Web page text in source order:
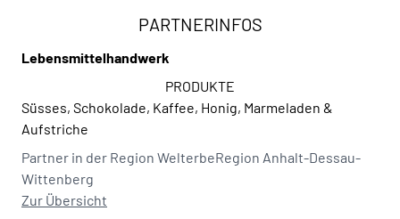
PARTNERINFOS
Lebensmittelhandwerk
PRODUKTE
Süsses, Schokolade, Kaffee, Honig, Marmeladen &
Aufstriche
Partner in der Region WelterbeRegion Anhalt-Dessau-
Wittenberg
Zur Übersicht